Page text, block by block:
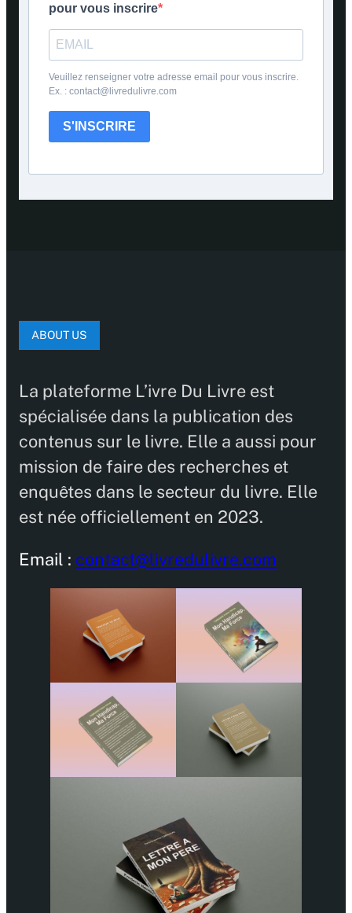
pour vous inscrire
Veuillez renseigner votre adresse email pour vous inscrire.
Ex. : contact@livredulivre.com
S'INSCRIRE
ABOUT US
La plateforme L’ivre Du Livre est
spécialisée dans la publication des
contenus sur le livre. Elle a aussi pour
mission de faire des recherches et
enquêtes dans le secteur du livre. Elle
est née officiellement en 2023.
Email : contact@livredulivre.com